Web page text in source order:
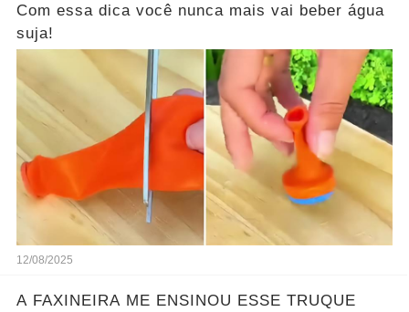
Com essa dica você nunca mais vai beber água
suja!
12/08/2025
A FAXINEIRA ME ENSINOU ESSE TRUQUE